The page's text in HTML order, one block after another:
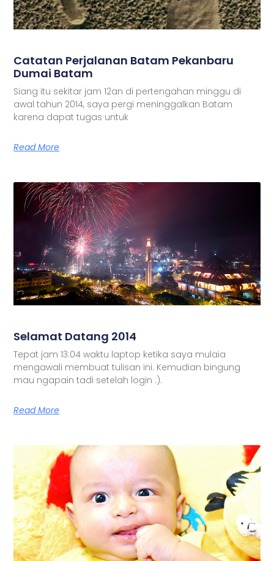
Catatan Perjalanan Batam Pekanbaru
Dumai Batam
Siang itu sekitar jam 12an di pertengahan minggu di
awal tahun 2014, saya pergi meninggalkan Batam
karena dapat tugas untuk
Read More
Selamat Datang 2014
Tepat jam 13:04 waktu laptop ketika saya mulaia
mengawali membuat tulisan ini. Kemudian bingung
mau ngapain tadi setelah login :).
Read More